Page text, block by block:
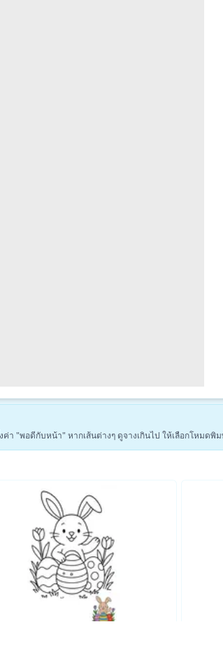
า "พอดีกับหน้า" หากเส้นต่างๆ ดูจางเกินไป ให้เลือกโหมด